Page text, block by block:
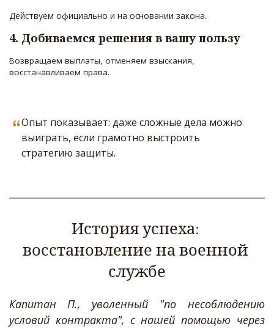
Действуем официально и на основании закона.
4. Добиваемся решения в вашу пользу
Возвращаем выплаты, отменяем взыскания,
восстанавливаем права.
Опыт показывает: даже сложные дела можно
выиграть, если грамотно выстроить
стратегию защиты.
История успеха:
восстановление на военной
службе
Капитан П., уволенный "по несоблюдению
условий контракта", с нашей помощью через